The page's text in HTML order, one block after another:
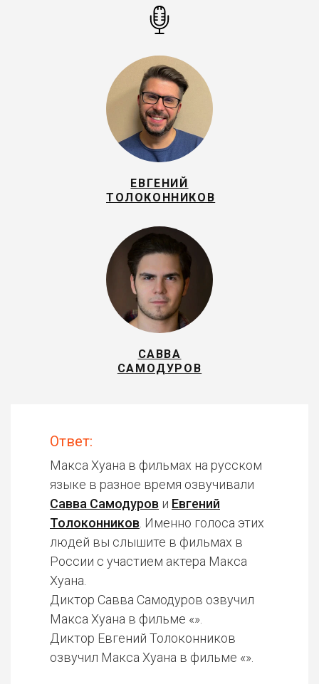
ЕВГЕНИЙ
ТОЛОКОННИКОВ
САВВА
САМОДУРОВ
Ответ:
Макса Хуана в фильмах на русском
языке в разное время озвучивали
Савва Самодуров и Евгений
Толоконников . Именно голоса этих
людей вы слышите в фильмах в
России с участием актера Макса
Хуана.
Диктор Савва Самодуров озвучил
Макса Хуана в фильме «».
Диктор Евгений Толоконников
озвучил Макса Хуана в фильме «».